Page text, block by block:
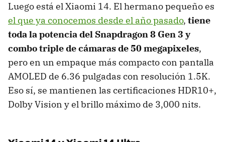
Luego está el Xiaomi 14. El hermano pequeño es
el que ya conocemos desde el año pasado, tiene
toda la potencia del Snapdragon 8 Gen 3 y
combo triple de cámaras de 50 megapixeles,
pero en un empaque más compacto con pantalla
AMOLED de 6.36 pulgadas con resolución 1.5K.
Eso sí, se mantienen las certificaciones HDR10+,
Dolby Vision y el brillo máximo de 3,000 nits.